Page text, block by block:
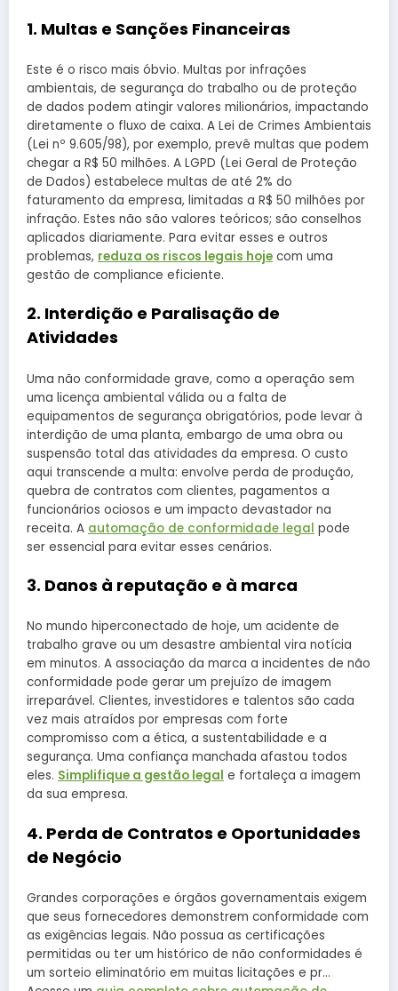
1. Multas e Sanções Financeiras
Este é o risco mais óbvio. Multas por infrações
ambientais, de segurança do trabalho ou de proteção
de dados podem atingir valores milionários, impactando
diretamente o fluxo de caixa. A Lei de Crimes Ambientais
(Lei nº 9.605/98), por exemplo, prevê multas que podem
chegar a R$ 50 milhões. A LGPD (Lei Geral de Proteção
de Dados) estabelece multas de até 2% do
faturamento da empresa, limitadas a R$ 50 milhões por
infração. Estes não são valores teóricos; são conselhos
aplicados diariamente. Para evitar esses e outros
problemas, reduza os riscos legais hoje com uma
gestão de compliance eficiente.
2. Interdição e Paralisação de
Atividades
Uma não conformidade grave, como a operação sem
uma licença ambiental válida ou a falta de
equipamentos de segurança obrigatórios, pode levar à
interdição de uma planta, embargo de uma obra ou
suspensão total das atividades da empresa. O custo
aqui transcende a multa: envolve perda de produção,
quebra de contratos com clientes, pagamentos a
funcionários ociosos e um impacto devastador na
receita. A automação de conformidade legal pode
ser essencial para evitar esses cenários.
3. Danos à reputação e à marca
No mundo hiperconectado de hoje, um acidente de
trabalho grave ou um desastre ambiental vira notícia
em minutos. A associação da marca a incidentes de não
conformidade pode gerar um prejuízo de imagem
irreparável. Clientes, investidores e talentos são cada
vez mais atraídos por empresas com forte
compromisso com a ética, a sustentabilidade e a
segurança. Uma confiança manchada afastou todos
eles. Simplifique a gestão legal e fortaleça a imagem
da sua empresa.
4. Perda de Contratos e Oportunidades
de Negócio
Grandes corporações e órgãos governamentais exigem
que seus fornecedores demonstrem conformidade com
as exigências legais. Não possua as certificações
permitidas ou ter um histórico de não conformidades é
um sorteio eliminatório em muitas licitações e pr…